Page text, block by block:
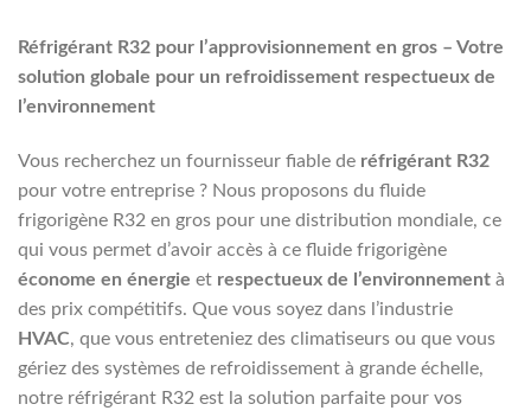
Réfrigérant R32 pour l’approvisionnement en gros – Votre
solution globale pour un refroidissement respectueux de
l’environnement
Vous recherchez un fournisseur fiable de réfrigérant R32
pour votre entreprise ? Nous proposons du fluide
frigorigène R32 en gros pour une distribution mondiale, ce
qui vous permet d’avoir accès à ce fluide frigorigène
économe en énergie et respectueux de l’environnement à
des prix compétitifs. Que vous soyez dans l’industrie
HVAC, que vous entreteniez des climatiseurs ou que vous
gériez des systèmes de refroidissement à grande échelle,
notre réfrigérant R32 est la solution parfaite pour vos